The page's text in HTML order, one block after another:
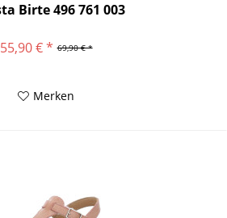
Birte 496 761 003
69,90 € *
55,90 € *
Merken